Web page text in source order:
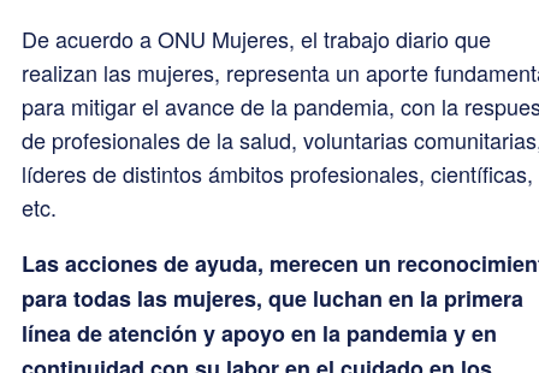
De acuerdo a ONU Mujeres, el trabajo diario que
realizan las mujeres, representa un aporte
para mitigar el avance de la pandemia, con la
de profesionales de la salud, voluntarias
líderes de distintos ámbitos profesionales, científicas,
etc.
Las acciones de ayuda, merecen un
para todas las mujeres, que luchan en la primera
línea de atención y apoyo en la pandemia y en